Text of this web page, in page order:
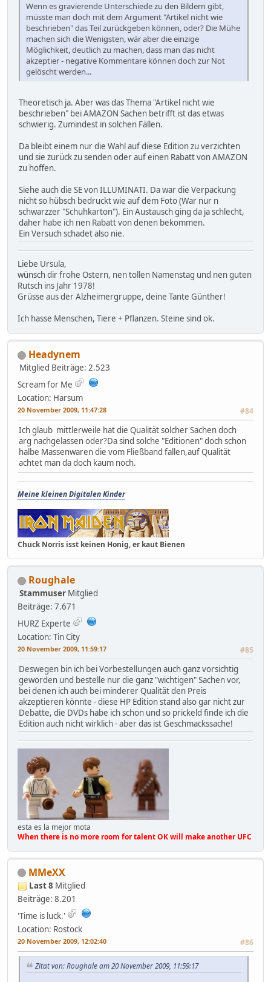
Wenn es gravierende Unterschiede zu den Bildern gibt,
müsste man doch mit dem Argument "Artikel nicht wie
beschrieben" das Teil zurückgeben können, oder? Die Mühe
machen sich die Wenigsten, wär aber die einzige
Möglichkeit, deutlich zu machen, dass man das nicht
akzeptier - negative Kommentare können doch zur Not
gelöscht werden...
Theoretisch ja. Aber was das Thema "Artikel nicht wie
beschrieben" bei AMAZON Sachen betrifft ist das etwas
schwierig. Zumindest in solchen Fällen.
Da bleibt einem nur die Wahl auf diese Edition zu verzichten
und sie zurück zu senden oder auf einen Rabatt von AMAZON
zu hoffen.
Siehe auch die SE von ILLUMINATI. Da war die Verpackung
nicht so hübsch bedruckt wie auf dem Foto (War nur n
schwarzzer "Schuhkarton"). Ein Austausch ging da ja schlecht,
daher habe ich nen Rabatt von denen bekommen.
Ein Versuch schadet also nie.
Liebe Ursula,
wünsch dir frohe Ostern, nen tollen Namenstag und nen guten
Rutsch ins Jahr 1978!
Grüsse aus der Alzheimergruppe, deine Tante Günther!
Ich hasse Menschen, Tiere + Pflanzen. Steine sind ok.
Headynem
Mitglied Beiträge: 2.523
Scream for Me
Location: Harsum
20 November 2009, 11:47:28 #84
Ich glaub mittlerweile hat die Qualität solcher Sachen doch
arg nachgelassen oder?Da sind solche "Editionen" doch schon
halbe Massenwaren die vom Fließband fallen,auf Qualität
achtet man da doch kaum noch.
Meine kleinen Digitalen Kinder
Chuck Norris isst keinen Honig, er kaut Bienen
Roughale
Stammuser Mitglied
Beiträge: 7.671
HURZ Experte
Location: Tin City
20 November 2009, 11:59:17 #85
Deswegen bin ich bei Vorbestellungen auch ganz vorsichtig
geworden und bestelle nur die ganz "wichtigen" Sachen vor,
bei denen ich auch bei minderer Qualität den Preis
akzeptieren könnte - diese HP Edition stand also gar nicht zur
Debatte, die DVDs habe ich schon und so prickeld finde ich die
Edition auch nicht wirklich - aber das ist Geschmackssache!
esta es la mejor mota
When there is no more room for talent OK will make another UFC
MMeXX
Last 8 Mitglied
Beiträge: 8.201
'Time is luck.'
Location: Rostock
20 November 2009, 12:02:40 #86
Zitat von: Roughale am 20 November 2009, 11:59:17